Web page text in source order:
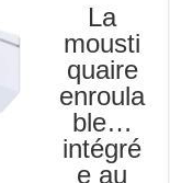
La
mousti
quaire
enroula
ble…
intégré
e au